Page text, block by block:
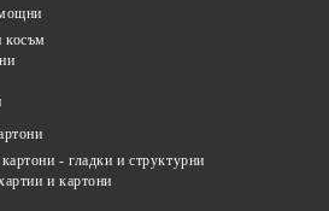
косъм
- гладки и структурни
и картони